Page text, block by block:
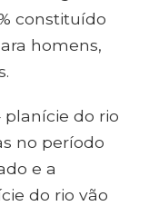
constituído
homens,
do rio
no período
e a
do rio vão